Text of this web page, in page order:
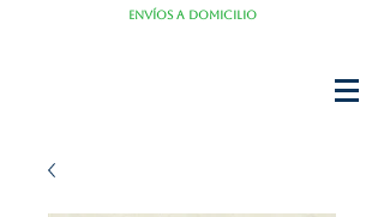
Envíos a domicilio